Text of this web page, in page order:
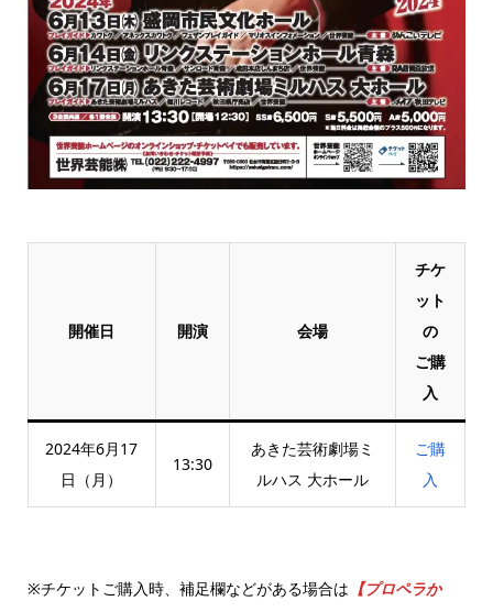
開催日 開演 会場
チケ
ット
の
ご購
入
2024年6月17
日（月）
13:30
あきた芸術劇場ミ
ルハス 大ホール
ご購
入
※チケットご購入時、補足欄などがある場合は 【プロペラか